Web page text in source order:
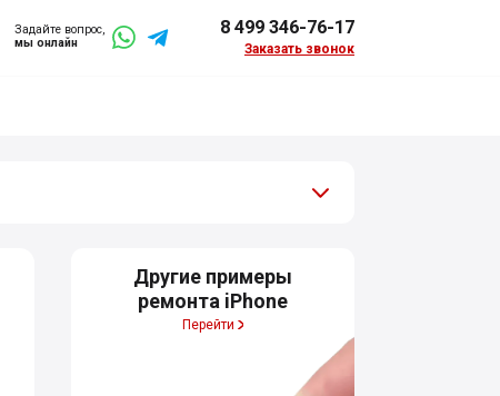
Задайте вопрос,
мы онлайн
8 499 346-76-17
Заказать звонок
Другие примеры
ремонта iPhone
Перейти